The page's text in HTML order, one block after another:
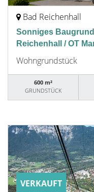
Bad Reichenhall
Sonniges
Reichenhall / OT
Wohngrundstück
600 m²
GRUNDSTÜCK
VERKAUFT